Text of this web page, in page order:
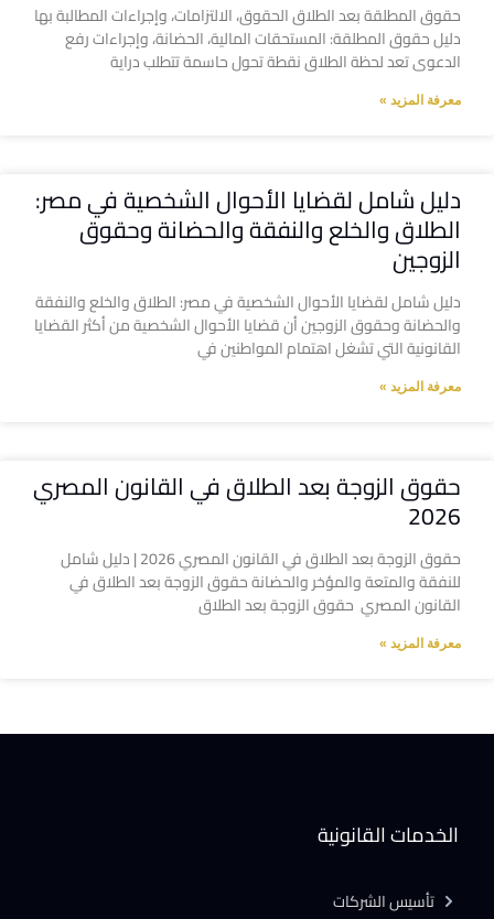
حقوق المطلقة بعد الطلاق الحقوق، الالتزامات، وإجراءات المطالبة بها
دليل حقوق المطلقة: المستحقات المالية، الحضانة، وإجراءات رفع
الدعوى تعد لحظة الطلاق نقطة تحول حاسمة تتطلب دراية
معرفة المزيد »
دليل شامل لقضايا الأحوال الشخصية في مصر:
الطلاق والخلع والنفقة والحضانة وحقوق
الزوجين
دليل شامل لقضايا الأحوال الشخصية في مصر: الطلاق والخلع والنفقة
والحضانة وحقوق الزوجين أن قضايا الأحوال الشخصية من أكثر القضايا
القانونية التي تشغل اهتمام المواطنين في
معرفة المزيد »
حقوق الزوجة بعد الطلاق في القانون المصري
2026
حقوق الزوجة بعد الطلاق في القانون المصري 2026 | دليل شامل
للنفقة والمتعة والمؤخر والحضانة حقوق الزوجة بعد الطلاق في
القانون المصري حقوق الزوجة بعد الطلاق
معرفة المزيد »
الخدمات القانونية
تأسيس الشركات